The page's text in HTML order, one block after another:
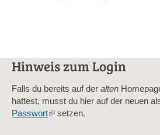
Hinweis zum Login
Falls du bereits auf der alten
hattest, musst du hier auf der neuen
Passwort(linksetzen.